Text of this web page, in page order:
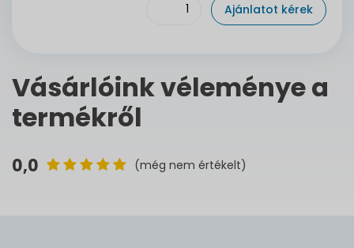
Ajánlatot kérek
Vásárlóink véleménye a
termékről
0,0 (még nem értékelt)